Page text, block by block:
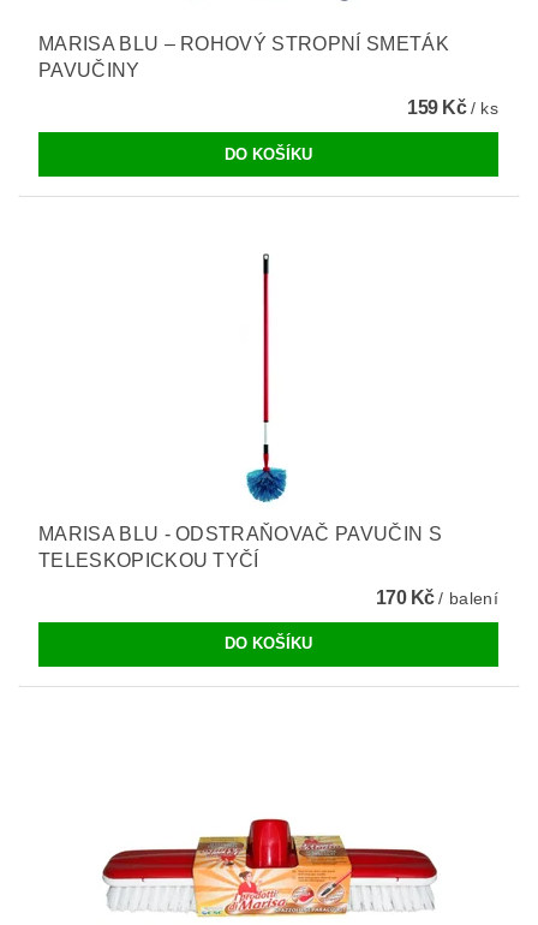
MARISA BLU – ROHOVÝ STROPNÍ SMETÁK
PAVUČINY
159 Kč/ ks
MARISA BLU - ODSTRAŇOVAČ PAVUČIN S
TELESKOPICKOU TYČÍ
170 Kč/ balení